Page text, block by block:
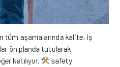
tüm aşamalarında kalite, iş
ön planda tutularak
katılıyor.
safety